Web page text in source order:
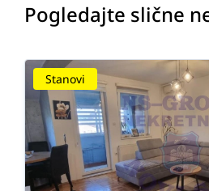
Pogledajte slične
Stanovi